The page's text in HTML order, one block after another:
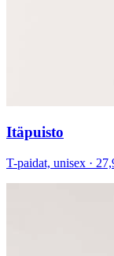
Itäpuisto
T-paidat, unisex ·